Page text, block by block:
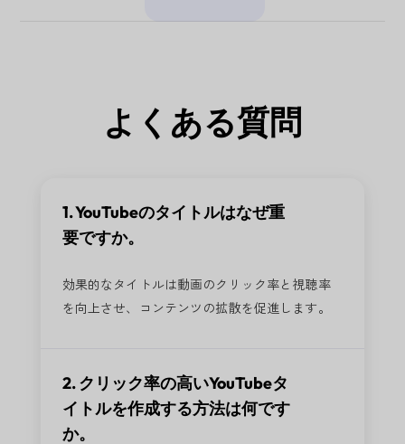
よくある質問
1. YouTubeのタイトルはなぜ重
要ですか。
効果的なタイトルは動画のクリック率と視聴率
を向上させ、コンテンツの拡散を促進します。
2. クリック率の高いYouTubeタ
イトルを作成する方法は何です
か。